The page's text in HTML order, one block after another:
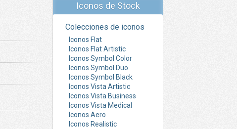
Iconos de Stock
Colecciones de iconos
Iconos Flat
Iconos Flat Artistic
Iconos Symbol Color
Iconos Symbol Duo
Iconos Symbol Black
Iconos Vista Artistic
Iconos Vista Business
Iconos Vista Medical
Iconos Aero
Iconos Realistic